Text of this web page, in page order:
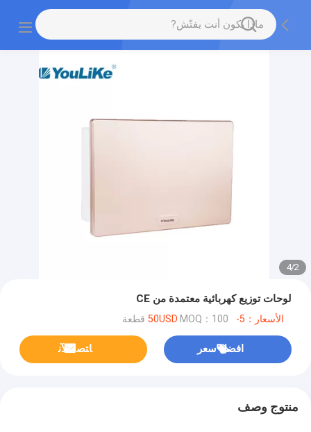
2
/
4
لوحات توزيع كهربائية معتمدة من CE
الأسعار：5-50USD MOQ：100 قطعة
افضل سعر ﺎﺘﺼﻟ ﺍﻶﻧ
منتوج وصف